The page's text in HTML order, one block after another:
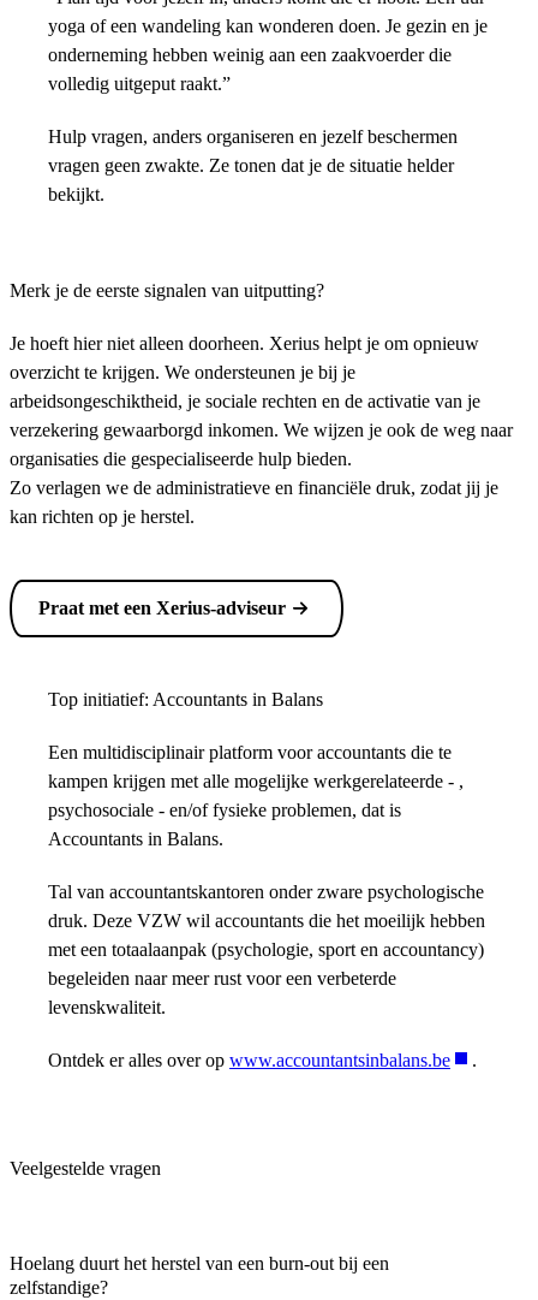
yoga of een wandeling kan wonderen doen. Je gezin en je
onderneming hebben weinig aan een zaakvoerder die
volledig uitgeput raakt.”
Hulp vragen, anders organiseren en jezelf beschermen
vragen geen zwakte. Ze tonen dat je de situatie helder
bekijkt.
Merk je de eerste signalen van uitputting?
Je hoeft hier niet alleen doorheen. Xerius helpt je om opnieuw
overzicht te krijgen. We ondersteunen je bij je
arbeidsongeschiktheid, je sociale rechten en de activatie van je
verzekering gewaarborgd inkomen. We wijzen je ook de weg naar
organisaties die gespecialiseerde hulp bieden.
Zo verlagen we de administratieve en financiële druk, zodat jij je
kan richten op je herstel.
Praat met een Xerius-adviseur
Top initiatief: Accountants in Balans
Een multidisciplinair platform voor accountants die te
kampen krijgen met alle mogelijke werkgerelateerde - ,
psychosociale - en/of fysieke problemen, dat is
Accountants in Balans.
Tal van accountantskantoren onder zware psychologische
druk. Deze VZW wil accountants die het moeilijk hebben
met een totaalaanpak (psychologie, sport en accountancy)
begeleiden naar meer rust voor een verbeterde
levenskwaliteit.
Ontdek er alles over op www.accountantsinbalans.be .
Veelgestelde vragen
Hoelang duurt het herstel van een burn-out bij een
zelfstandige?